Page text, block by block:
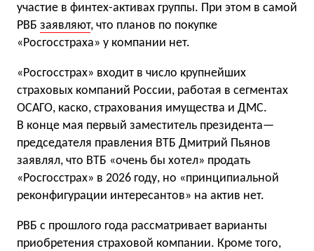
участие в финтех-активах группы. При этом в самой
РВБ заявляют, что планов по покупке
«Росгосстраха» у компании нет.
«Росгосстрах» входит в число крупнейших
страховых компаний России, работая в сегментах
ОСАГО, каско, страхования имущества и ДМС.
В конце мая первый заместитель президента—
председателя правления ВТБ Дмитрий Пьянов
заявлял, что ВТБ «очень бы хотел» продать
«Росгосстрах» в 2026 году, но «принципиальной
реконфигурации интересантов» на актив нет.
РВБ с прошлого года рассматривает варианты
приобретения страховой компании. Кроме того,